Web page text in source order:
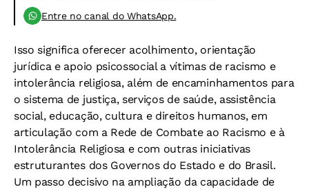
Entre no canal do WhatsApp.
Isso significa oferecer acolhimento, orientação
jurídica e apoio psicossocial a vítimas de racismo e
intolerância religiosa, além de encaminhamentos para
o sistema de justiça, serviços de saúde, assistência
social, educação, cultura e direitos humanos, em
articulação com a Rede de Combate ao Racismo e à
Intolerância Religiosa e com outras iniciativas
estruturantes dos Governos do Estado e do Brasil.
Um passo decisivo na ampliação da capacidade de